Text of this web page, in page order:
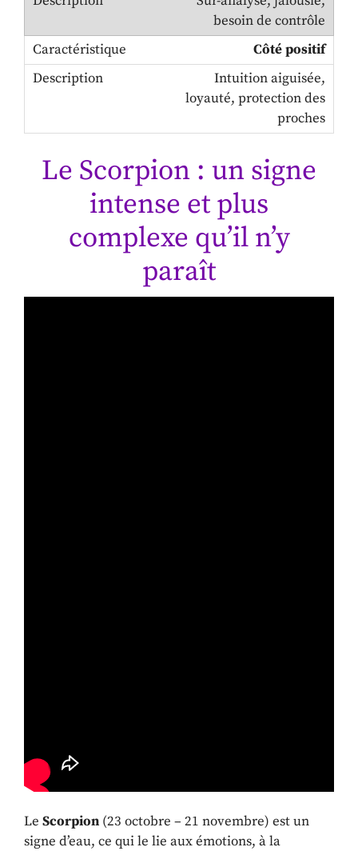
besoin de contrôle
Côté positif
Intuition aiguisée,
loyauté, protection des
proches
Le Scorpion : un signe
intense et plus
complexe qu’il n’y
paraît
Le Scorpion (23 octobre – 21 novembre) est un
signe d’eau, ce qui le lie aux émotions, à la